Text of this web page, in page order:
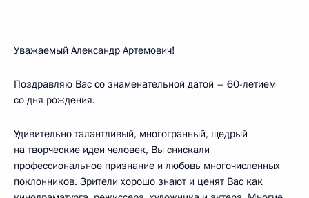
Уважаемый Александр Артемович!
Поздравляю Вас со знаменательной датой – 60-летием
со дня рождения.
Удивительно талантливый, многогранный, щедрый
на творческие идеи человек, Вы снискали
профессиональное признание и любовь многочисленных
поклонников. Зрители хорошо знают и ценят Вас как